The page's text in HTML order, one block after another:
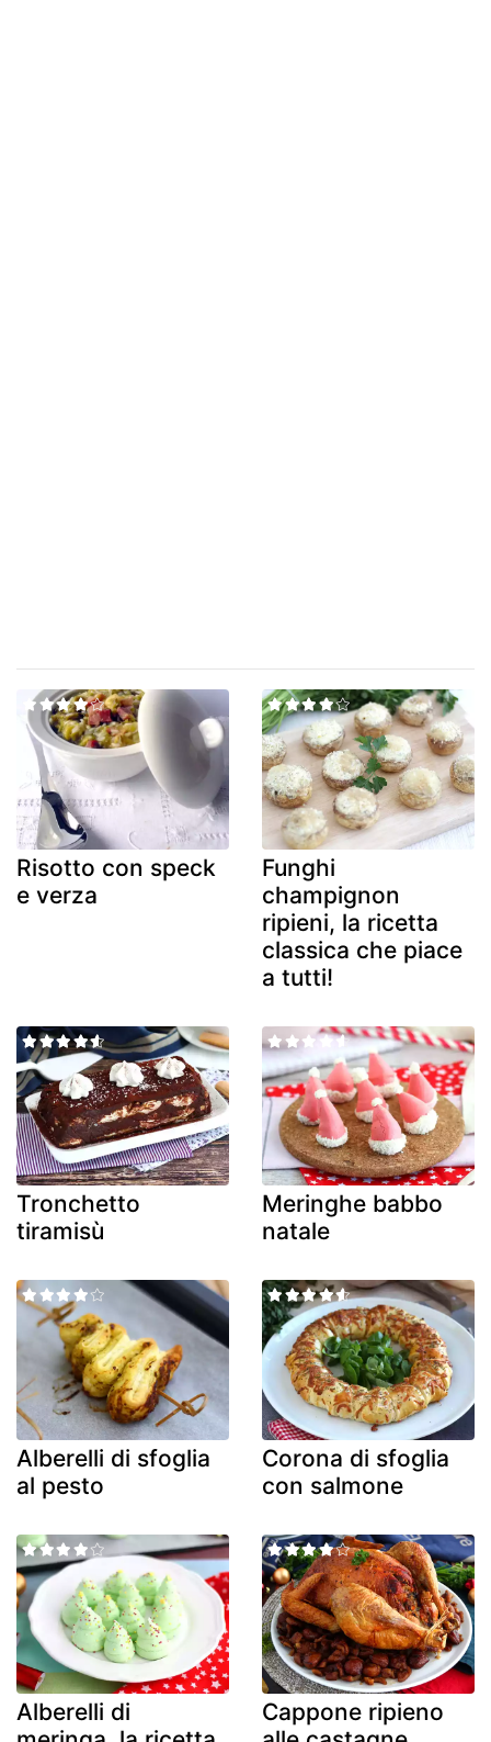
Risotto con speck
e verza
Funghi
champignon
ripieni, la ricetta
classica che piace
a tutti!
Tronchetto
tiramisù
Meringhe babbo
natale
Alberelli di sfoglia
al pesto
Corona di sfoglia
con salmone
Alberelli di
Cappone ripieno